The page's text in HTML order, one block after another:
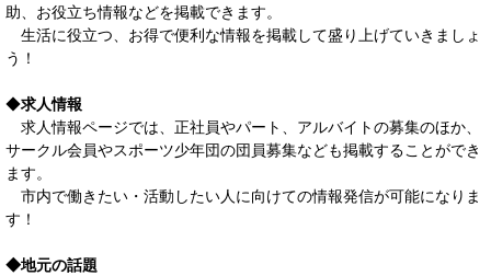
助、お役立ち情報などを掲載できます。
生活に役立つ、お得で便利な情報を掲載して盛り上げていきましょ
う！
◆求人情報
求人情報ページでは、正社員やパート、アルバイトの募集のほか、
サークル会員やスポーツ少年団の団員募集なども掲載することができ
ます。
市内で働きたい・活動したい人に向けての情報発信が可能になりま
す！
◆地元の話題